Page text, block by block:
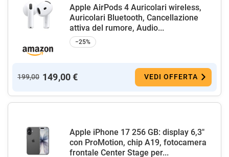
Apple AirPods 4 Auricolari wireless,
Auricolari Bluetooth, Cancellazione
attiva del rumore, Audio...
−25%
199,00 149,00 € VEDI OFFERTA
Apple iPhone 17 256 GB: display 6,3"
con ProMotion, chip A19, fotocamera
frontale Center Stage per...